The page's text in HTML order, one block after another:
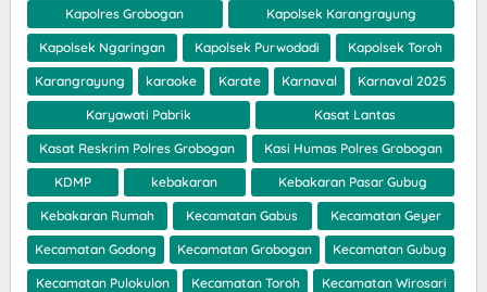
Kapolres Grobogan Kapolsek Karangrayung
Kapolsek Ngaringan Kapolsek Purwodadi Kapolsek Toroh
Karangrayung karaoke Karate Karnaval Karnaval 2025
Karyawati Pabrik Kasat Lantas
Kasat Reskrim Polres Grobogan Kasi Humas Polres Grobogan
KDMP kebakaran Kebakaran Pasar Gubug
Kebakaran Rumah Kecamatan Gabus Kecamatan Geyer
Kecamatan Godong Kecamatan Grobogan Kecamatan Gubug
Kecamatan Pulokulon Kecamatan Toroh Kecamatan Wirosari